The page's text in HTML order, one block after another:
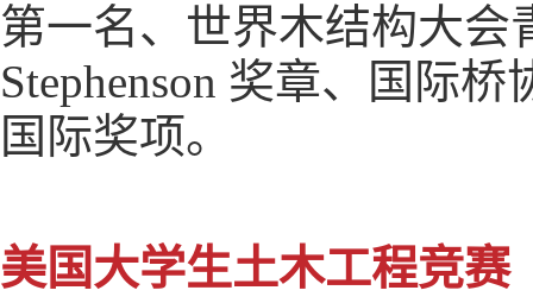
第一名、世界木结构大
Stephenson 奖章、国际桥
国际奖项。
美国大学生土木工程竞赛